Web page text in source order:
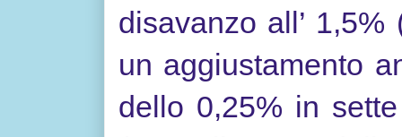
disavanzo all’
un aggiustamento
dello 0,25% in